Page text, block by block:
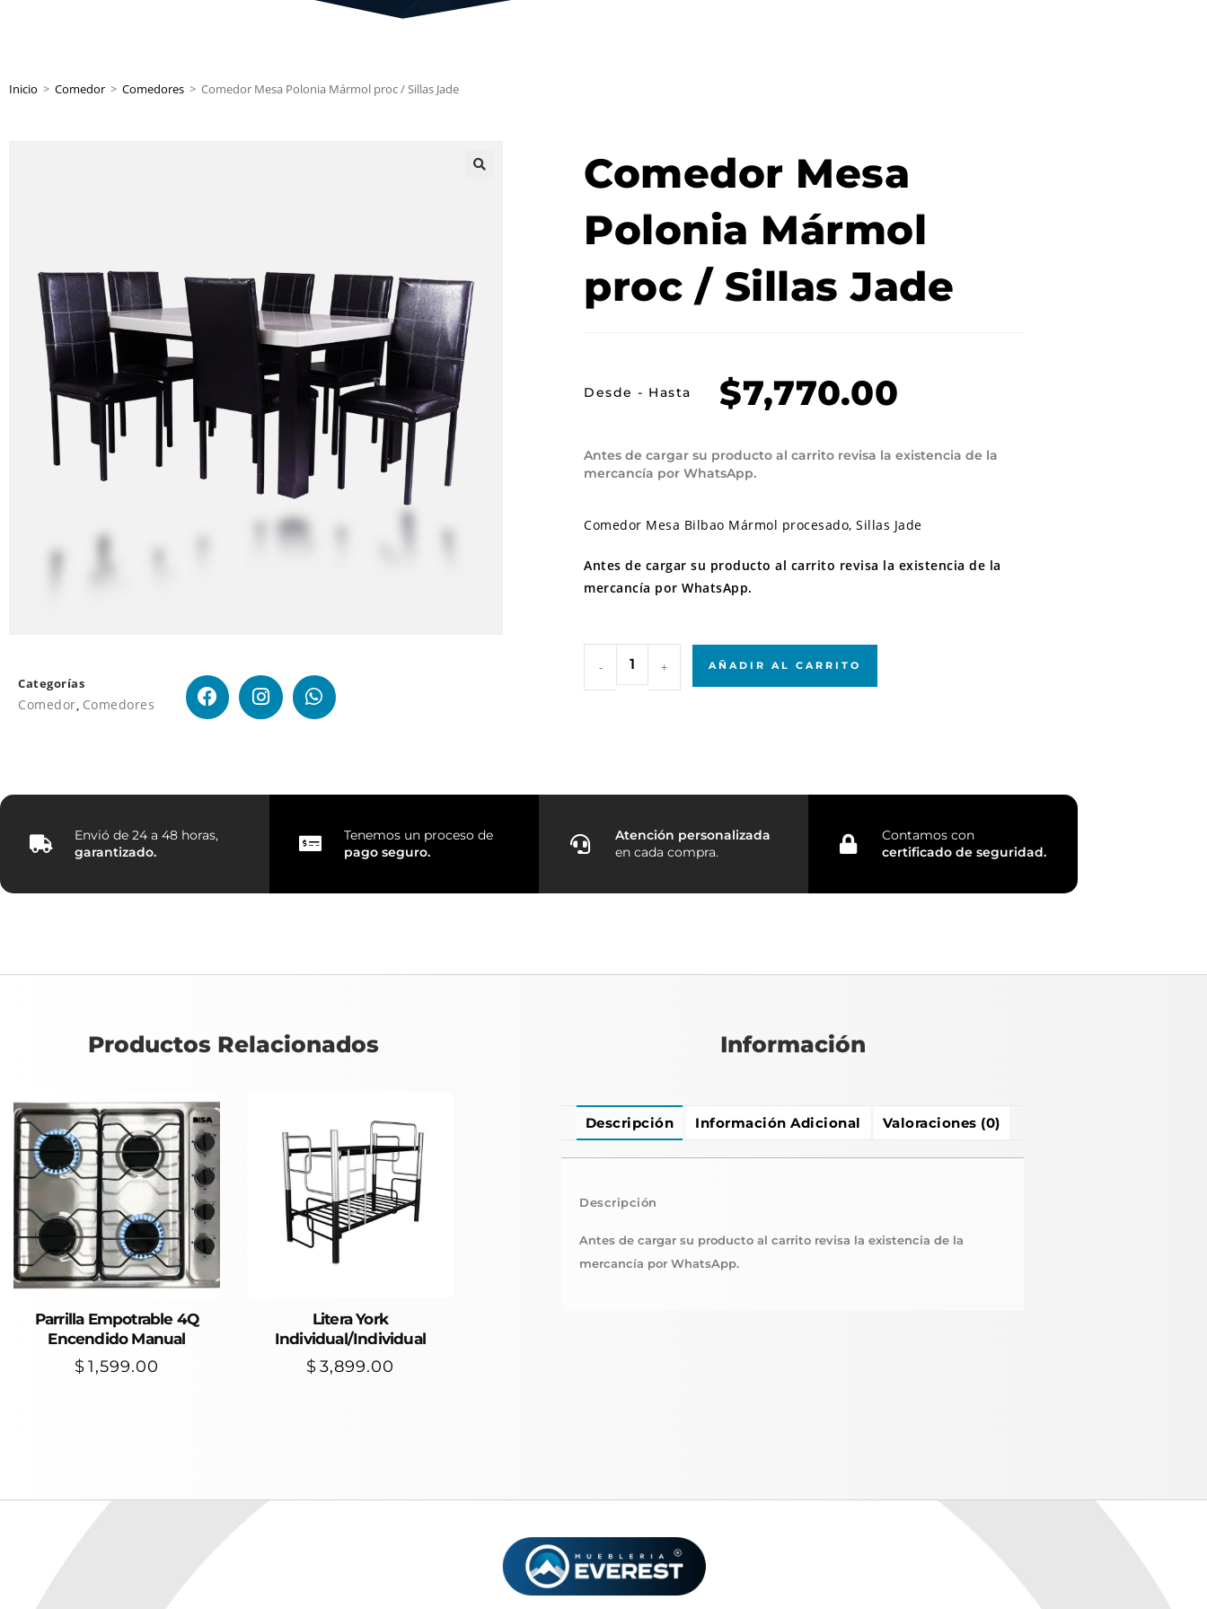
Inicio > Comedor > Comedores > Comedor Mesa Polonia Mármol proc / Sillas Jade
Categorías
Comedor, Comedores
Comedor Mesa
Polonia Mármol
proc / Sillas Jade
Desde - Hasta $7,770.00
Antes de cargar su producto al carrito revisa la existencia de la
mercancía por WhatsApp.
Comedor Mesa Bilbao Mármol procesado, Sillas Jade
Antes de cargar su producto al carrito revisa la existencia de la
mercancía por WhatsApp.
- + AÑADIR AL CARRITO
Envió de 24 a 48 horas,
garantizado.
Tenemos un proceso de
pago seguro.
Atención personalizada
en cada compra.
Contamos con
certificado de seguridad.
Productos Relacionados
Añadir Al Carrito
Parrilla Empotrable 4Q
Encendido Manual
$1,599.00
Añadir Al Carrito
Litera York
Individual/Individual
$3,899.00
Información
Descripción Información Adicional Valoraciones (0)
Descripción
Antes de cargar su producto al carrito revisa la existencia de la
mercancía por WhatsApp.